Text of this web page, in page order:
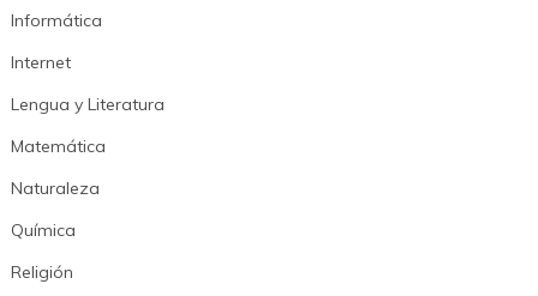
Informática
Internet
Lengua y Literatura
Matemática
Naturaleza
Química
Religión